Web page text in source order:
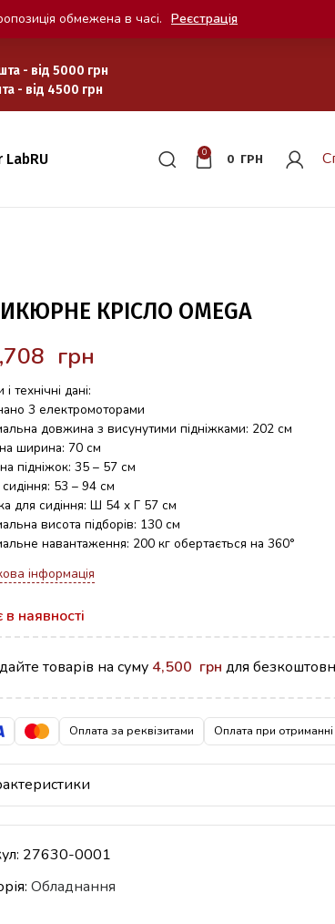
- від 5000 грн
- від 4500 грн
LabRU 0
0 ГРН
КРІСЛО OMEGA
грн
технічні дані:
3 електромоторами
довжина з висунутими підніжками: 202 см
ширина: 70 см
підніжок: 35 – 57 см
53 – 94 см
для сидіння: Ш 54 х Г 57 см
висота підборів: 130 см
навантаження: 200 кг обертається на 360°
інформація
наявності
товарів на суму 4,500 грн для
Оплата за реквізитами Оплата при отриманні
27630-0001
Обладнання
обмежена в часі. Реєстрація